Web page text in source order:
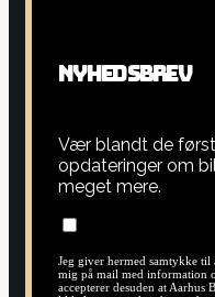
NYHEDSBREV
Vær blandt de
opdateringer om
meget mere.
Jeg giver hermed samtykke
mig på mail med information
accepterer desuden at Aarhus